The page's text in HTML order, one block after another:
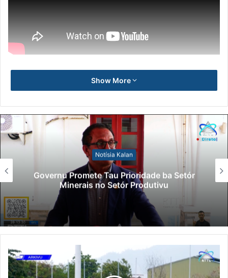
Show More
Notísia Kalan
Governu Promete Tau Prioridade ba Setór
Minerais no Setór Produtivu